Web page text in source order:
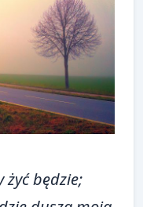
żyć będzie;